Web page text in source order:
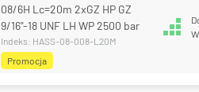
08/6H Lc=20m 2xGZ HP GZ
9/16"-18 UNF LH WP 2500 bar
Indeks: HASS-08-008-L20M
Promocja